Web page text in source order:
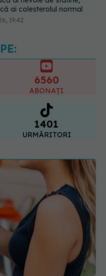
roșu sau cel galben: care
mai repede.
unui medic diabetolog
6560
ABONAȚI
1401
URMĂRITORI